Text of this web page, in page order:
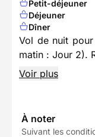
Petit-déjeuner
Déjeuner
Dîner
Vol de nuit
matin : Jour 2).
Voir plus
À noter
Suivant les